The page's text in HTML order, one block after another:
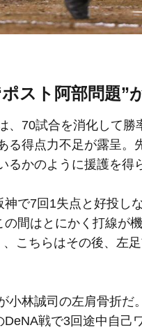
スト阿部問題”
70試合を消化して
る得点力不足が露呈
かのように援護を得
で7回1失点と好投し
間はとにかく打線が
こちらはその後、左
林誠司の左肩骨折だ
戦で3回途中自